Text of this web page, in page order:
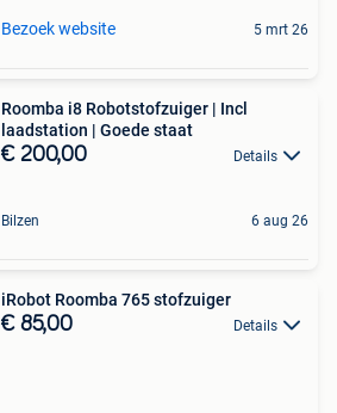
Bezoek website 5 mrt 26
Roomba i8 Robotstofzuiger | Incl
laadstation | Goede staat
€ 200,00 Details
Bilzen 6 aug 26
iRobot Roomba 765 stofzuiger
€ 85,00 Details